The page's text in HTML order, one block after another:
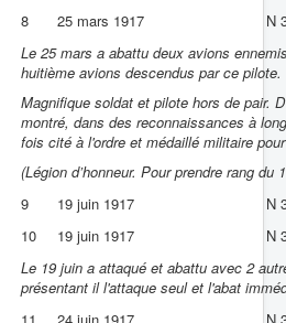
8
25 mars 1917
N
Le 25 mars a abattu deux avions
huitième avions descendus par ce pilote.
Magnifique soldat et pilote hors de pair.
montré, dans des reconnaissances à
fois cité à l'ordre et médaillé militaire
(Légion d’honneur. Pour prendre rang du
9
19 juin 1917
N
10
19 juin 1917
N
Le 19 juin a attaqué et abattu avec 2
présentant il l'attaque seul et l'abat